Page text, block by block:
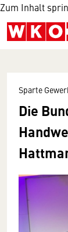
Zum Inhalt
Sparte
Die